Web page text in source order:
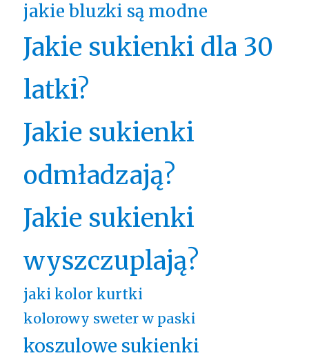
jakie bluzki są modne
Jakie sukienki dla 30
latki?
Jakie sukienki
odmładzają?
Jakie sukienki
wyszczuplają?
jaki kolor kurtki
kolorowy sweter w paski
koszulowe sukienki